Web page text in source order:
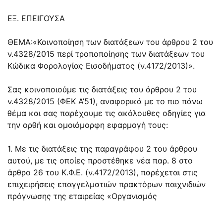
ΕΞ. ΕΠΕΙΓΟΥΣΑ
ΘΕΜΑ:«Κοινοποίηση των διατάξεων του άρθρου 2 του
ν.4328/2015 περί τροποποίησης των διατάξεων του
Κώδικα Φορολογίας Εισοδήματος (ν.4172/2013)».
Σας κοινοποιούμε τις διατάξεις του άρθρου 2 του
ν.4328/2015 (ΦΕΚ Α’51), αναφορικά με το πιο πάνω
θέμα και σας παρέχουμε τις ακόλουθες οδηγίες για
την ορθή και ομοιόμορφη εφαρμογή τους:
1. Με τις διατάξεις της παραγράφου 2 του άρθρου
αυτού, με τις οποίες προστέθηκε νέα παρ. 8 στο
άρθρο 26 του Κ.Φ.Ε. (ν.4172/2013), παρέχεται στις
επιχειρήσεις επαγγελματιών πρακτόρων παιχνιδιών
πρόγνωσης της εταιρείας «Οργανισμός